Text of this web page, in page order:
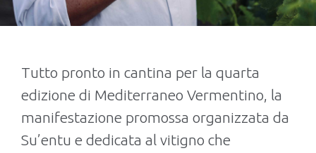
Tutto pronto in cantina per la quarta
edizione di Mediterraneo Vermentino, la
manifestazione promossa organizzata da
Su’entu e dedicata al vitigno che